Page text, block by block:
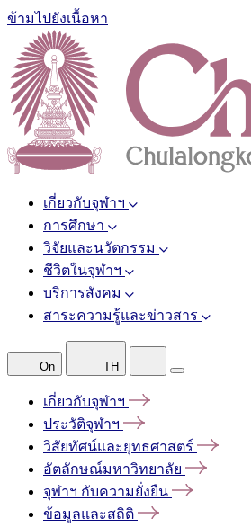
ข้ามไปยังเนื้อหา
เกี่ยวกับจุฬาฯ
การศึกษา
วิจัยและนวัตกรรม
ชีวิตในจุฬาฯ
บริการสังคม
สาระความรู้และข่าวสาร
On TH
เกี่ยวกับจุฬาฯ
ประวัติจุฬาฯ
วิสัยทัศน์และยุทธศาสตร์
อัตลักษณ์มหาวิทยาลัย
จุฬาฯ กับความยั่งยืน
ข้อมูลและสถิติ